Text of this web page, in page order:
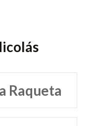
Raqueta